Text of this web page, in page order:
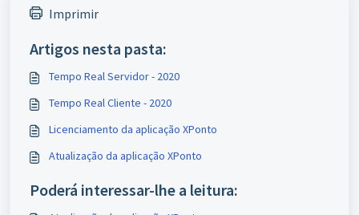
Imprimir
Artigos nesta pasta:
Tempo Real Servidor - 2020
Tempo Real Cliente - 2020
Licenciamento da aplicação XPonto
Atualização da aplicação XPonto
Poderá interessar-lhe a leitura: